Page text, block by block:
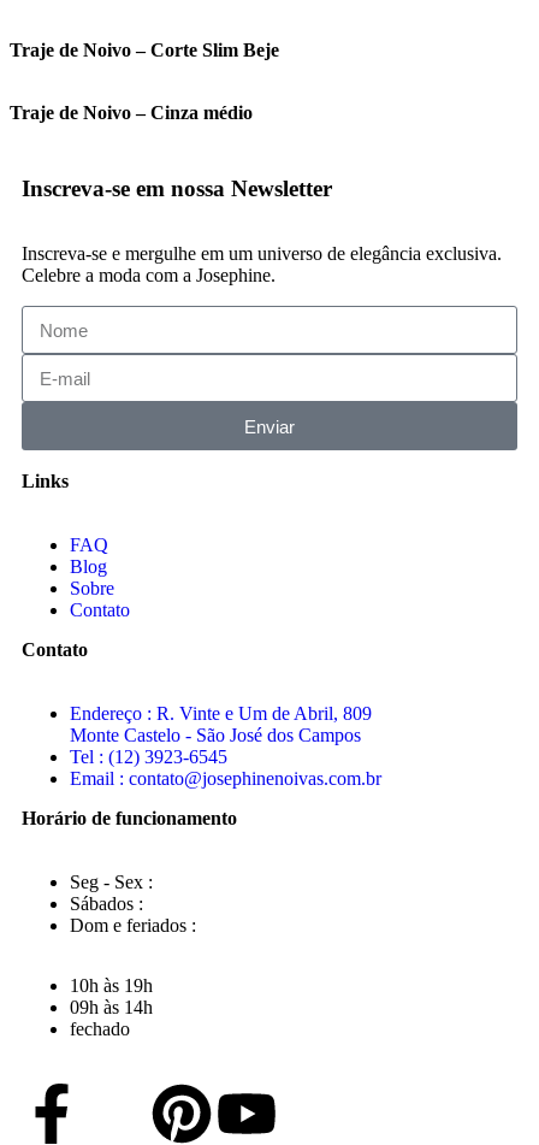
Traje de Noivo – Corte Slim Beje
Traje de Noivo – Cinza médio
Inscreva-se em nossa Newsletter
Inscreva-se e mergulhe em um universo de elegância exclusiva.
Celebre a moda com a Josephine.
Enviar
Links
FAQ
Blog
Sobre
Contato
Contato
Endereço : R. Vinte e Um de Abril, 809
Monte Castelo - São José dos Campos
Tel : (12) 3923-6545
Email : contato@josephinenoivas.com.br
Horário de funcionamento
Seg - Sex :
Sábados :
Dom e feriados :
10h às 19h
09h às 14h
fechado